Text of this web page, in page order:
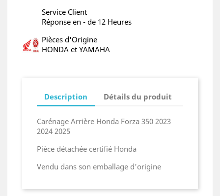
Service Client
Réponse en - de 12 Heures
Pièces d'Origine
HONDA et YAMAHA
Description Détails du produit
Carénage Arrière Honda Forza 350 2023
2024 2025
Pièce détachée certifié Honda
Vendu dans son emballage d'origine